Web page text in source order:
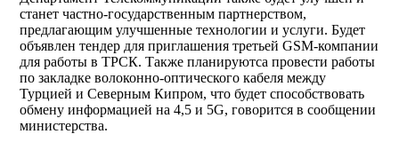
станет частно-государственным партнерством,
предлагающим улучшенные технологии и услуги. Будет
объявлен тендер для приглашения третьей GSM-компании
для работы в ТРСК. Также планируютса провести работы
по закладке волоконно-оптического кабеля между
Турцией и Северным Кипром, что будет способствовать
обмену информацией на 4,5 и 5G, говорится в сообщении
министерства.